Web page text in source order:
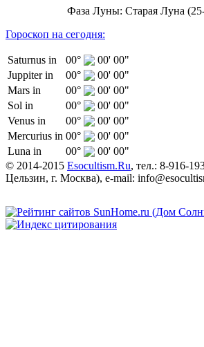
Фаза Луны: Старая Луна
Гороскоп на сегодня:
Saturnus in 00°
00' 00"
Juppiter in
00°
00' 00"
Mars in
00°
00' 00"
Sol in
00°
00' 00"
Venus in
00°
00' 00"
Mercurius in 00°
00' 00"
Luna in
00°
00' 00"
© 2014-2015 Esocultism.Ru, тел.: 8-916-
Цельзин, г. Москва), e-mail: